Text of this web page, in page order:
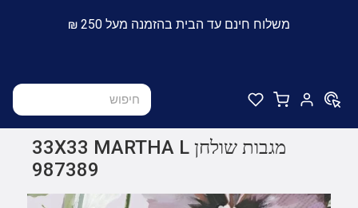
משלוח חינם עד הבית בהזמנה מעל 250 ₪
מגבות שולחן 33X33 MARTHA L
987389